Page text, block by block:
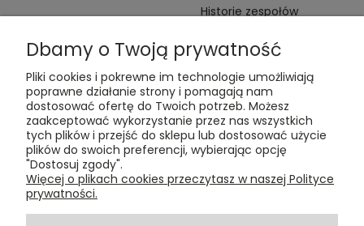
Historie zespołów
Kontakt:
t:+48 609 155 327
e:vinyltamka@gmail.com
ul. Chmielna 20, 00-020 Warszawa
Dbamy o Twoją prywatność
Pliki cookies i pokrewne im technologie umożliwiają
poprawne działanie strony i pomagają nam
dostosować ofertę do Twoich potrzeb. Możesz
zaakceptować wykorzystanie przez nas wszystkich
tych plików i przejść do sklepu lub dostosować użycie
plików do swoich preferencji, wybierając opcję
"Dostosuj zgody".
Więcej o plikach cookies przeczytasz w naszej Polityce
prywatności.